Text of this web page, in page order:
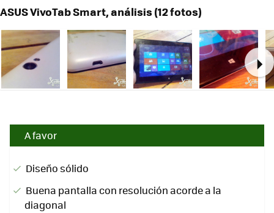
ASUS VivoTab Smart, análisis (12 fotos)
A favor
Diseño sólido
Buena pantalla con resolución acorde a la
diagonal